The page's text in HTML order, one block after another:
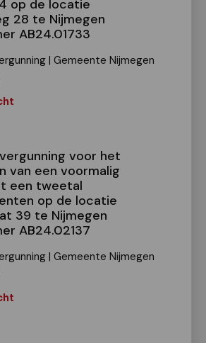
op de locatie
28 te Nijmegen
AB24.01733
| Gemeente Nijmegen
voor het
van een voormalig
een tweetal
op de locatie
39 te Nijmegen
AB24.02137
| Gemeente Nijmegen